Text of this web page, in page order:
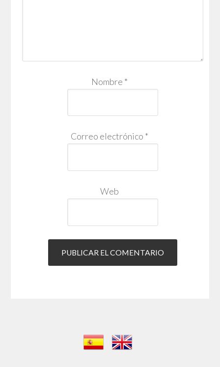
Nombre *
Correo electrónico *
Web